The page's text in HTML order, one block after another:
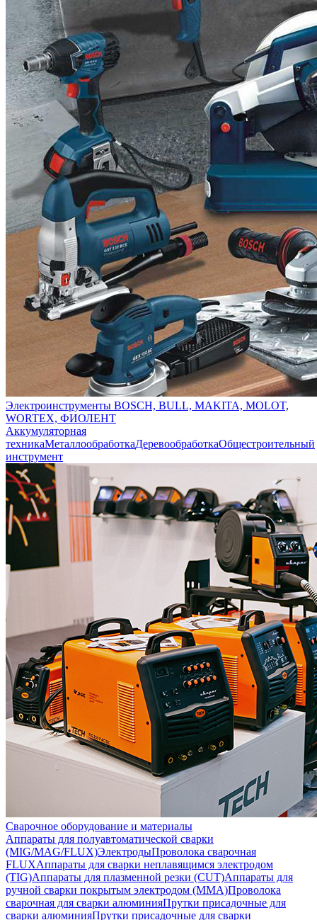
Электроинструменты BOSCH, BULL, MAKITA, MOLOT,
WORTEX, ФИОЛЕНТ
Аккумуляторная
техникаМеталлообработкаДеревообработкаОбщестроительный
инструмент
Сварочное оборудование и материалы
Аппараты для полуавтоматической сварки
(MIG/MAG/FLUX)ЭлектродыПроволока сварочная
FLUXАппараты для сварки неплавящимся электродом
(TIG)Аппараты для плазменной резки (CUT)Аппараты для
ручной сварки покрытым электродом (MMA)Проволока
сварочная для сварки алюминияПрутки присадочные для
сварки алюминияПрутки присадочные для сварки